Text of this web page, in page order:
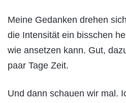
Meine Gedanken drehen
die Intensität ein bisschen
wie ansetzen kann. Gut,
paar Tage Zeit.
Und dann schauen wir mal.